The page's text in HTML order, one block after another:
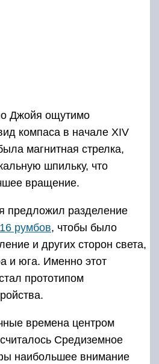
Джойя ощутимо
компаса в начале XIV
магнитная стрелка,
шпильку, что
вращение.
предложил разделение
румбов, чтобы было
и других сторон света,
и юга. Именно этот
прототипом
времена центром
Средиземное
наибольшее внимание